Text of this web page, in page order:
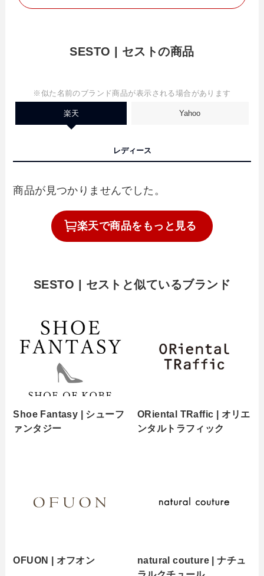
SESTO | セストの商品
※似た名前のブランド商品が表示される場合があります
楽天 Yahoo
レディース
商品が見つかりませんでした。
楽天で商品を もっと見る
SESTO | セストと似ているブランド
Shoe Fantasy | シューフ
ァンタジー
ORiental TRaffic | オリエ
ンタルトラフィック
OFUON | オフオン
natural couture | ナチュ